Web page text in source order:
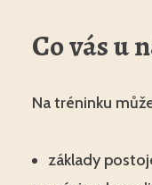
Co vás u
Na tréninku
základy